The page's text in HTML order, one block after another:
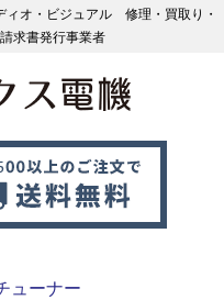
オ・ビジュアル 修理・買取り・
求書発行事業者
ューナー